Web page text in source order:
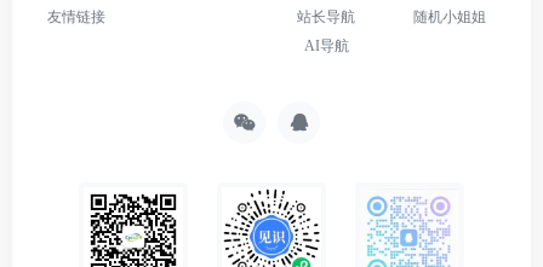
友情链接
站长导航
AI导航
随机小姐姐